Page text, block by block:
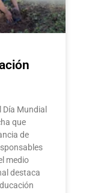
Mundial
que
de
medio
destaca